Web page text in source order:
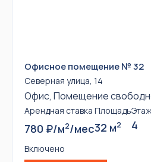
Офисное помещение № 32
Северная улица, 14
Офис, Помещение
Арендная ставка
780 ₽/м2/мес
Площадь
32 м2
Этаж
4
Включено